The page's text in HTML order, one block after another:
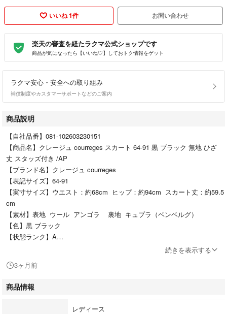
いいね 1件 お問い合わせ
楽天の審査を経たラクマ公式ショップです
商品が気になったら【いいね♡】しておトク情報をゲット
ラクマ安心・安全への取り組み
補償制度やカスタマーサポートなどのご案内
商品説明
【自社品番】081-102603230151
【商品名】クレージュ courreges スカート 64-91 黒 ブラック 無地 ひざ
丈 スタッズ付き /AP
【ブランド名】クレージュ courreges
【表記サイズ】64-91
【実寸サイズ】ウエスト：約68cm ヒップ：約94cm スカート丈：約59.5
cm
【素材】表地 ウール アンゴラ 裏地 キュプラ（ベンベルグ）
【色】黒 ブラック
【状態ランク】A
【状態】使用感が少なく、かなり状態の良い商品です。 ※あくまでも中
ださい。
商品のお問い合わせの回答を休止しております。＊各商品ページの商品詳
続きを表示する
3ヶ月前
商品情報
レディース